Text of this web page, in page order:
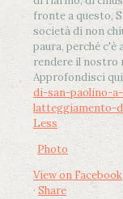
fronte a questo,
società di non
paura, perché c'è
rendere il nostro
Approfondisci
di-san-paolino-
latteggiamento-
Less
Photo
View on Facebook
· Share